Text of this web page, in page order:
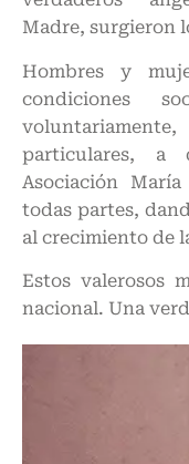
Madre, surgieron
Hombres y
condiciones
particulares,
Asociación
todas partes,
al crecimiento de
Estos valerosos
nacional. Una